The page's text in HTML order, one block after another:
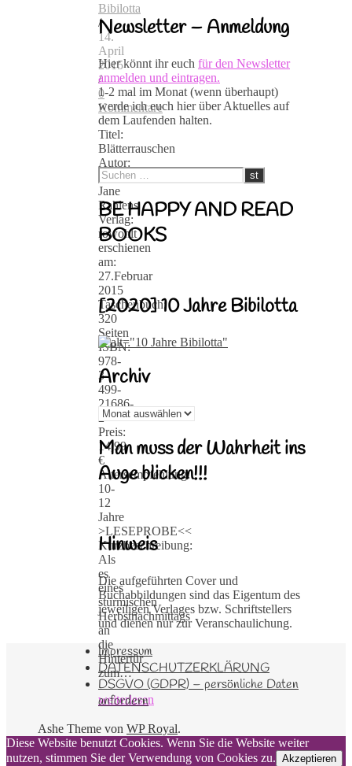
Bibilotta
/
14.
April
2015
/
0
Kommentare
Titel:
Blätterrauschen
Autor:
Holly-
Jane
Rahlens
Verlag:
rowohlt
erschienen
am:
27.Februar
2015
Taschenbuch:
320
Seiten
ISBN:
978-
3-
499-
21686-
2
Preis:
14,99
€
Altersempfehlung:
10-
12
Jahre
>LESEPROBE<<
Kurzbeschreibung:
Als
es
eines
stürmischen
Herbstnachmittags
an
die
Hintertür
zum…
weiterlesen
Newsletter – Anmeldung
Hier könnt ihr euch für den Newsletter
anmelden und eintragen.
1-2 mal im Monat (wenn überhaupt)
werde ich euch hier über Aktuelles auf
dem Laufenden halten.
BE HAPPY AND READ
BOOKS
[2020] 10 Jahre Bibilotta
Archiv
Archiv
Man muss der Wahrheit ins
Auge blicken!!!
Hinweis
Die aufgeführten Cover und
Buchabbildungen sind das Eigentum des
jeweiligen Verlages bzw. Schriftstellers
und dienen nur zur Veranschaulichung.
Impressum
DATENSCHUTZERKLÄRUNG
DSGVO (GDPR) – persönliche Daten
anfordern
Ashe Theme von WP Royal.
Diese Website benutzt Cookies. Wenn Sie die Website weiter
nutzen, stimmen Sie der Verwendung von Cookies zu. Akzeptieren